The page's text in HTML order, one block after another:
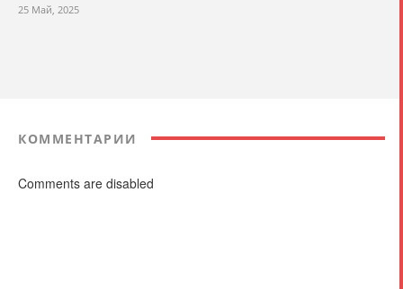
25 Май, 2025
КОММЕНТАРИИ
Comments are disabled